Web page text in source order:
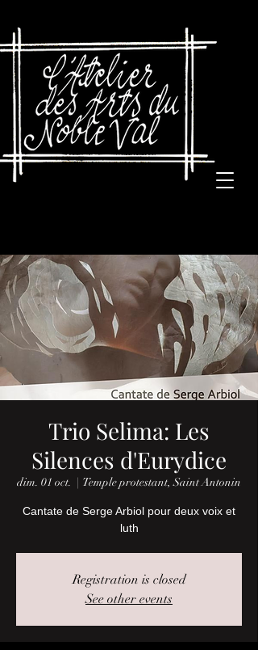
Trio Selima: Les
Silences d'Eurydice
dim. 01 oct.
  |
Temple protestant, Saint Antonin
Cantate de Serge Arbiol pour deux voix et
luth
Registration is closed
See other events